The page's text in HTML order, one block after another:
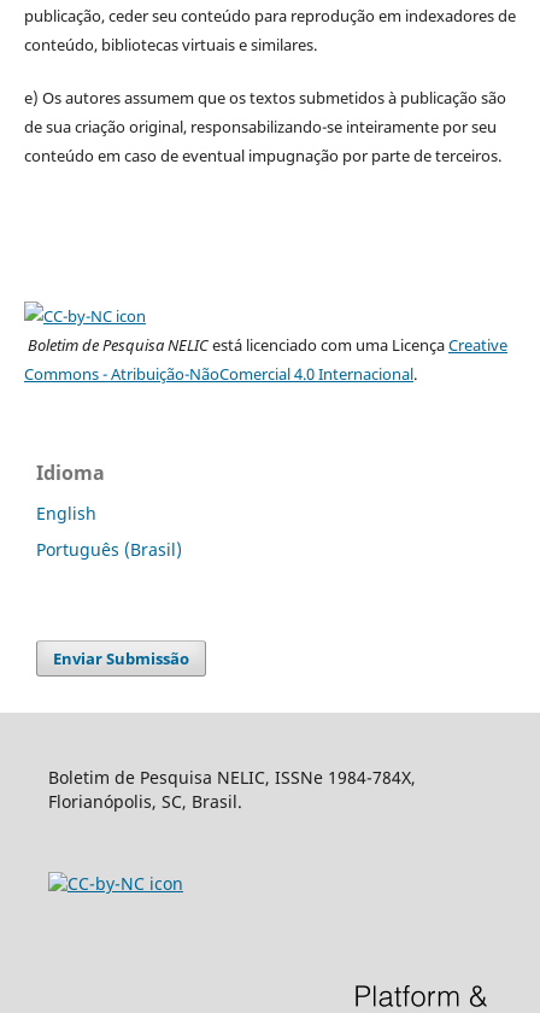
publicação, ceder seu conteúdo para reprodução em indexadores de
conteúdo, bibliotecas virtuais e similares.
e) Os autores assumem que os textos submetidos à publicação são
de sua criação original, responsabilizando-se inteiramente por seu
conteúdo em caso de eventual impugnação por parte de terceiros.
Boletim de Pesquisa NELICestá licenciado com uma LicençaCreative
Commons - Atribuição-NãoComercial 4.0 Internacional.
Idioma
English
Português (Brasil)
Enviar Submissão
Boletim de Pesquisa NELIC, ISSNe 1984-784X,
Florianópolis, SC, Brasil.